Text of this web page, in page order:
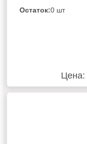
Остаток:0 шт
Цена: